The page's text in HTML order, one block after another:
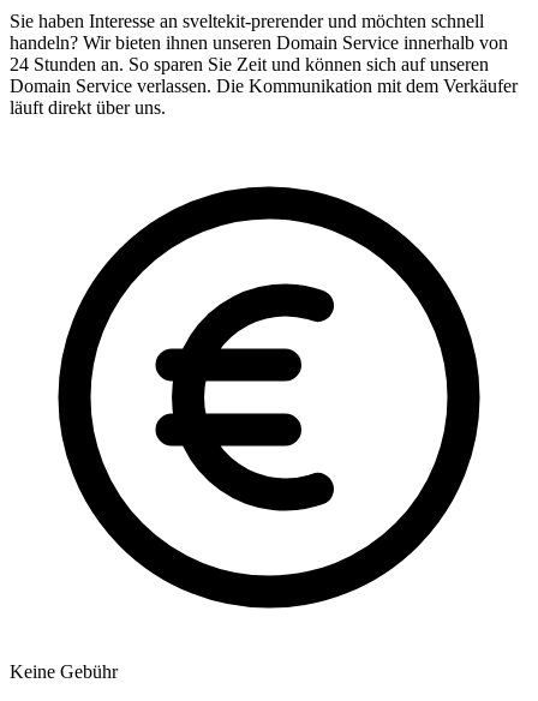
Sie haben Interesse an sveltekit-prerender und möchten schnell
handeln? Wir bieten ihnen unseren Domain Service innerhalb von
24 Stunden an. So sparen Sie Zeit und können sich auf unseren
Domain Service verlassen. Die Kommunikation mit dem Verkäufer
läuft direkt über uns.
Keine Gebühr